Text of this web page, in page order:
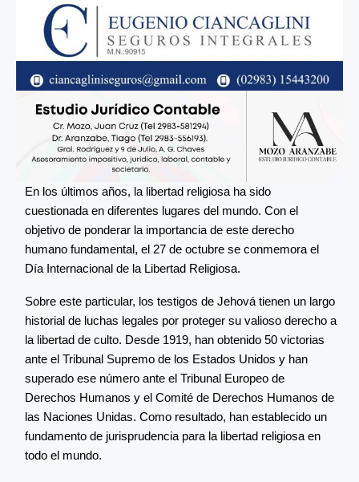
En los últimos años, la libertad religiosa ha sido
cuestionada en diferentes lugares del mundo. Con el
objetivo de ponderar la importancia de este derecho
humano fundamental, el 27 de octubre se conmemora el
Día Internacional de la Libertad Religiosa.
Sobre este particular, los testigos de Jehová tienen un largo
historial de luchas legales por proteger su valioso derecho a
la libertad de culto. Desde 1919, han obtenido 50 victorias
ante el Tribunal Supremo de los Estados Unidos y han
superado ese número ante el Tribunal Europeo de
Derechos Humanos y el Comité de Derechos Humanos de
las Naciones Unidas. Como resultado, han establecido un
fundamento de jurisprudencia para la libertad religiosa en
todo el mundo.